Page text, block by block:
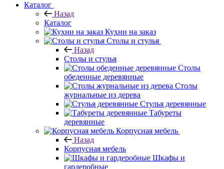
Каталог
Назад
Каталог
Кухни на заказ
Столы и стулья
Назад
Столы и стулья
Столы
обеденные деревянные
Столы
журнальные из дерева
Стулья деревянные
Табуреты
деревянные
Корпусная мебель
Назад
Корпусная мебель
Шкафы и
гардеробные